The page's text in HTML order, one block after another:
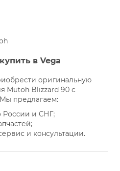
в Vega
оригинальную
Mutoh Blizzard 90 с
Мы предлагаем:
России и СНГ;
и консультации.